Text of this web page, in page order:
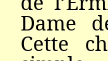
Dame
Cette